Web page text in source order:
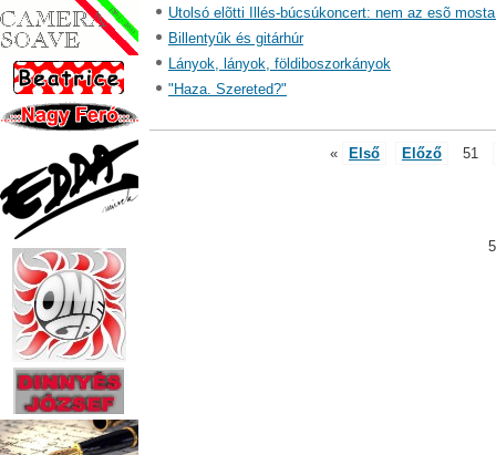
Utolsó elõtti Illés-búcsúkoncert: nem az esõ
Billentyûk és gitárhúr
Lányok, lányok, földiboszorkányok
"Haza. Szereted?"
« Első Előző 51